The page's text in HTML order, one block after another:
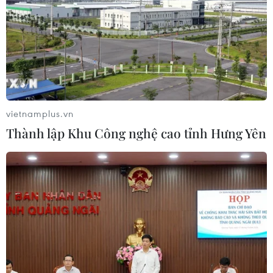
Bắc-Nam
07/08/2026 08:15
Xuất hiện các cung trượt sạt kèm
theo nhiều vết nứt, gãy tại Sơn La
07/08/2026 07:31
đầu tư công trình thành phố cảng
hàng không
07/08/2026 06:46
Cần xử lý dứt điểm việc tập kết gỗ ở
hành lang an toàn giao thông Quốc
lộ 22B
vietnamplus.vn
Thành lập Khu Công nghệ cao tỉnh Hưng Yên